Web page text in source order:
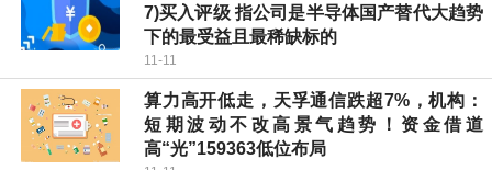
7)买入评级 指公司是半导体国产替代大趋势
下的最受益且最稀缺标的
11-11
算力高开低走，天孚通信跌超7%，机构：
短期波动不改高景气趋势！资金借道
高“光”159363低位布局